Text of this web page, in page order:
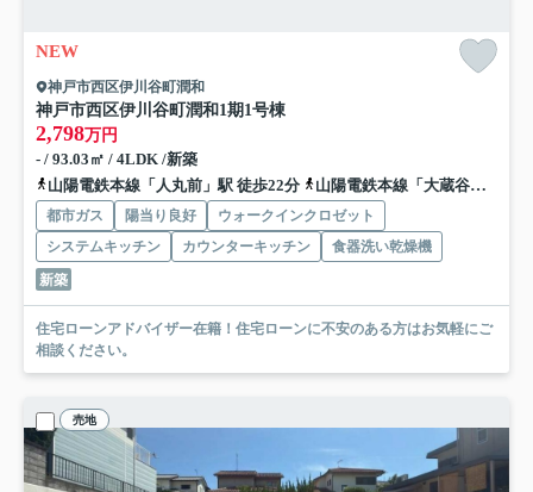
NEW
神戸市西区伊川谷町潤和
神戸市西区伊川谷町潤和 1期1号棟
2,798万円
- / 93.03㎡ / 4LDK /新築
山陽電鉄本線「人丸前」駅 徒歩22分
山陽電鉄本線「大蔵谷」駅 徒歩22分
都市ガス 陽当り良好
ウォークインクロゼット
システムキッチン
カウンターキッチン
食器洗い乾燥機
新築
住宅ローンアドバイザー在籍！住宅ローンに不安のある方はお気軽にご
相談ください。
売地